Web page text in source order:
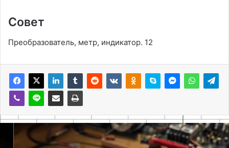
Совет
Преобразователь, метр, индикатор․ 12